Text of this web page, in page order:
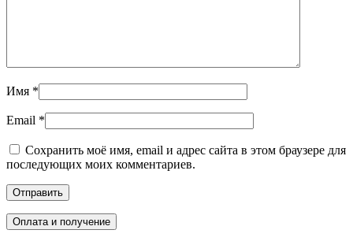
Имя *
Email *
Сохранить моё имя, email и адрес сайта в этом браузере для
последующих моих комментариев.
Оплата и получение